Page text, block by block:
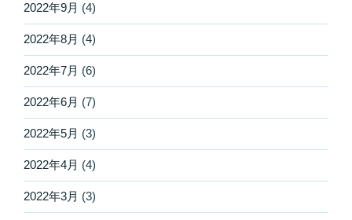
2022年9月 (4)
2022年8月 (4)
2022年7月 (6)
2022年6月 (7)
2022年5月 (3)
2022年4月 (4)
2022年3月 (3)